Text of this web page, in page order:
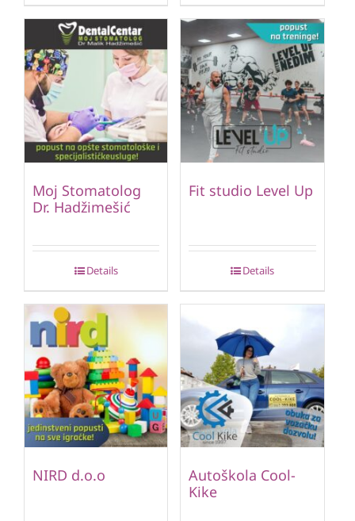
Moj Stomatolog
Dr. Hadžimešić
Details
Fit studio Level Up
Details
NIRD d.o.o
Autoškola Cool-
Kike